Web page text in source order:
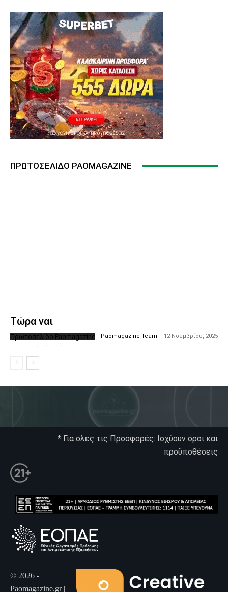
ΠΡΩΤΟΣΈΛΙΔΟ PAOMAGAZINE
Τώρα ναι
Πρωτοσέλιδο Paomagazine Paomagazine Team - 12 Νοεμβρίου, 2025
* Για όλες τις Προσφορές: Ισχύουν όροι και
προϋποθέσεις
© 2026 -
Paomagazine.gr |